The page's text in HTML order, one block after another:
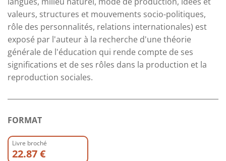
valeurs, structures et mouvements socio-politiques,
rôle des personnalités, relations internationales) est
exposé par l'auteur à la recherche d'une théorie
générale de l'éducation qui rende compte de ses
significations et de ses rôles dans la production et la
reproduction sociales.
FORMAT
Livre broché
22.87 €